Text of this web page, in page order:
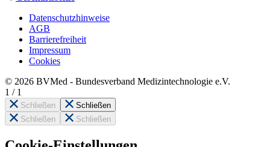
Datenschutzhinweise
AGB
Barrierefreiheit
Impressum
Cookies
© 2026 BVMed - Bundesverband Medizintechnologie e.V.
1 / 1
Schließen
Schließen
Schließen
Schließen